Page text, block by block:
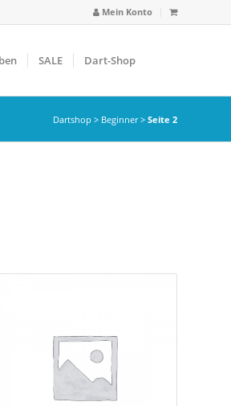
Mein Konto
SALE Dart-Shop
Dartshop > Beginner> Seite 2